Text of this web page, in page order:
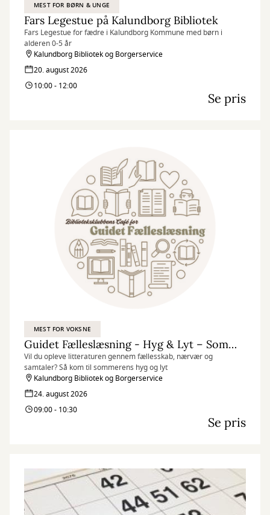
MEST FOR BØRN & UNGE
Fars Legestue på Kalundborg Bibliotek
Fars Legestue for fædre i Kalundborg Kommune med børn i
alderen 0-5 år
Kalundborg Bibliotek og Borgerservice
20. august 2026
10:00 - 12:00
Se pris
MEST FOR VOKSNE
Guidet Fælleslæsning - Hyg & Lyt – Sommer læsning
Vil du opleve litteraturen gennem fællesskab, nærvær og
samtaler? Så kom til sommerens hyg og lyt
Kalundborg Bibliotek og Borgerservice
24. august 2026
09:00 - 10:30
Se pris